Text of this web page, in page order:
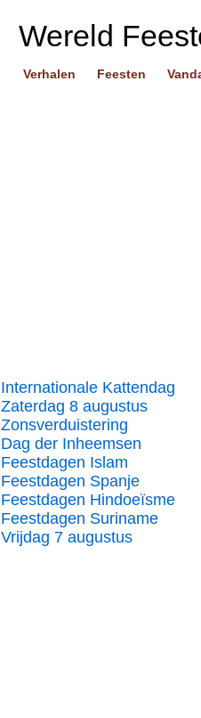
Wereld
Verhalen Feesten
Internationale Kattendag
Zaterdag 8 augustus
Zonsverduistering
Dag der Inheemsen
Feestdagen Islam
Feestdagen Spanje
Feestdagen Hindoeïsme
Feestdagen Suriname
Vrijdag 7 augustus